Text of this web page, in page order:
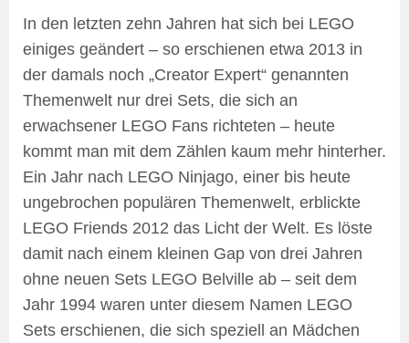
In den letzten zehn Jahren hat sich bei LEGO
einiges geändert – so erschienen etwa 2013 in
der damals noch „Creator Expert“ genannten
Themenwelt nur drei Sets, die sich an
erwachsener LEGO Fans richteten – heute
kommt man mit dem Zählen kaum mehr hinterher.
Ein Jahr nach LEGO Ninjago, einer bis heute
ungebrochen populären Themenwelt, erblickte
LEGO Friends 2012 das Licht der Welt. Es löste
damit nach einem kleinen Gap von drei Jahren
ohne neuen Sets LEGO Belville ab – seit dem
Jahr 1994 waren unter diesem Namen LEGO
Sets erschienen, die sich speziell an Mädchen